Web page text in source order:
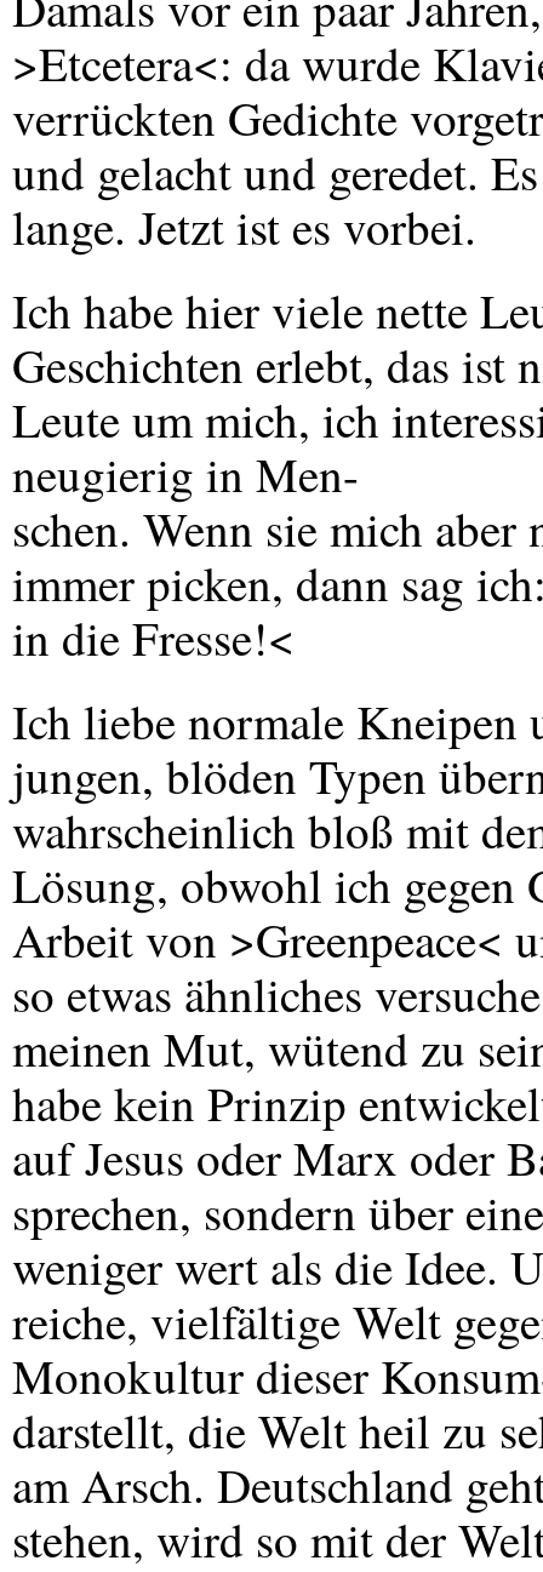
>Etcetera<: da wurde
verrückten Gedichte
und gelacht und geredet.
lange. Jetzt ist es vorbei.
Ich habe hier viele nette
Geschichten erlebt, das ist
Leute um mich, ich
neugierig in Men-
schen. Wenn sie mich
immer picken, dann sag
in die Fresse!<
Ich liebe normale Kneipen
jungen, blöden Typen
wahrscheinlich bloß mit
Lösung, obwohl ich gegen
Arbeit von >Greenpeace<
so etwas ähnliches
meinen Mut, wütend zu
habe kein Prinzip
auf Jesus oder Marx oder
sprechen, sondern über
weniger wert als die Idee.
reiche, vielfältige Welt
Monokultur dieser
darstellt, die Welt heil zu
am Arsch. Deutschland
stehen, wird so mit der